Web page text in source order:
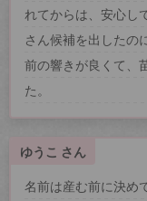
れてからは、安心し
さん候補を出したの
前の響きが良くて、
た。
ゆうこ さん
名前は産む前に決め